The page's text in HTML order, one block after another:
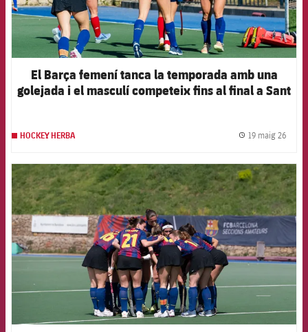
El Barça femení tanca la temporada amb una
golejada i el masculí competeix fins al final a Sant
HOCKEY HERBA 19 maig 26
FCB Barcelona badge